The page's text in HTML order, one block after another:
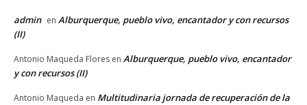
admin en Alburquerque, pueblo vivo, encantador y con recursos
(II)
Antonio Maqueda Flores en Alburquerque, pueblo vivo, encantador
y con recursos (II)
Antonio Maqueda en Multitudinaria jornada de recuperación de la